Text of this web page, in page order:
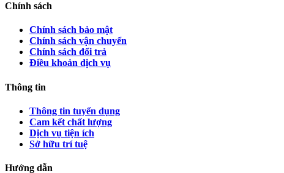
Chính sách
Chính sách bảo mật
Chính sách vận chuyển
Chính sách đổi trả
Điều khoản dịch vụ
Thông tin
Thông tin tuyển dụng
Cam kết chất lượng
Dịch vụ tiện ích
Sở hữu trí tuệ
Hướng dẫn